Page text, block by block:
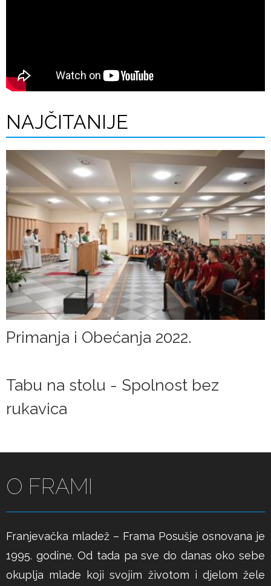
NAJČITANIJE
Primanja i Obećanja 2022.
Tabu na stolu - Spolnost bez
rukavica
O FRAMI
Franjevačka mladež – Frama Posušje osnovana je
1995. godine. Od tada pa sve do danas oko sebe
okuplja mlade koji svojim životom i djelom žele